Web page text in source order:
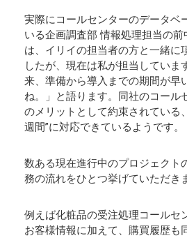
実際にコールセンターのデータベ
いる企画調査部 情報処理担当の
は、イリイの担当者の方と一緒に
したが、現在は私が担当していま
来、準備から導入までの期間が早
ね。」と語ります。同社のコール
のメリットとして約束されている
週間”に対応できているようです。
数ある現在進行中のプロジェクト
務の流れをひとつ挙げていただき
例えば化粧品の受注処理コールセ
お客様情報に加えて、購買履歴も